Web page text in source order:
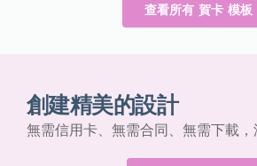
查看所有 賀卡 模板
創建精美的設計
無需信用卡、無需合同、無需下載，